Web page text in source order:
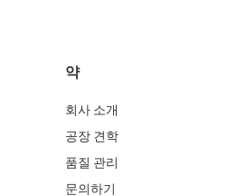
약
회사 소개
공장 견학
품질 관리
문의하기